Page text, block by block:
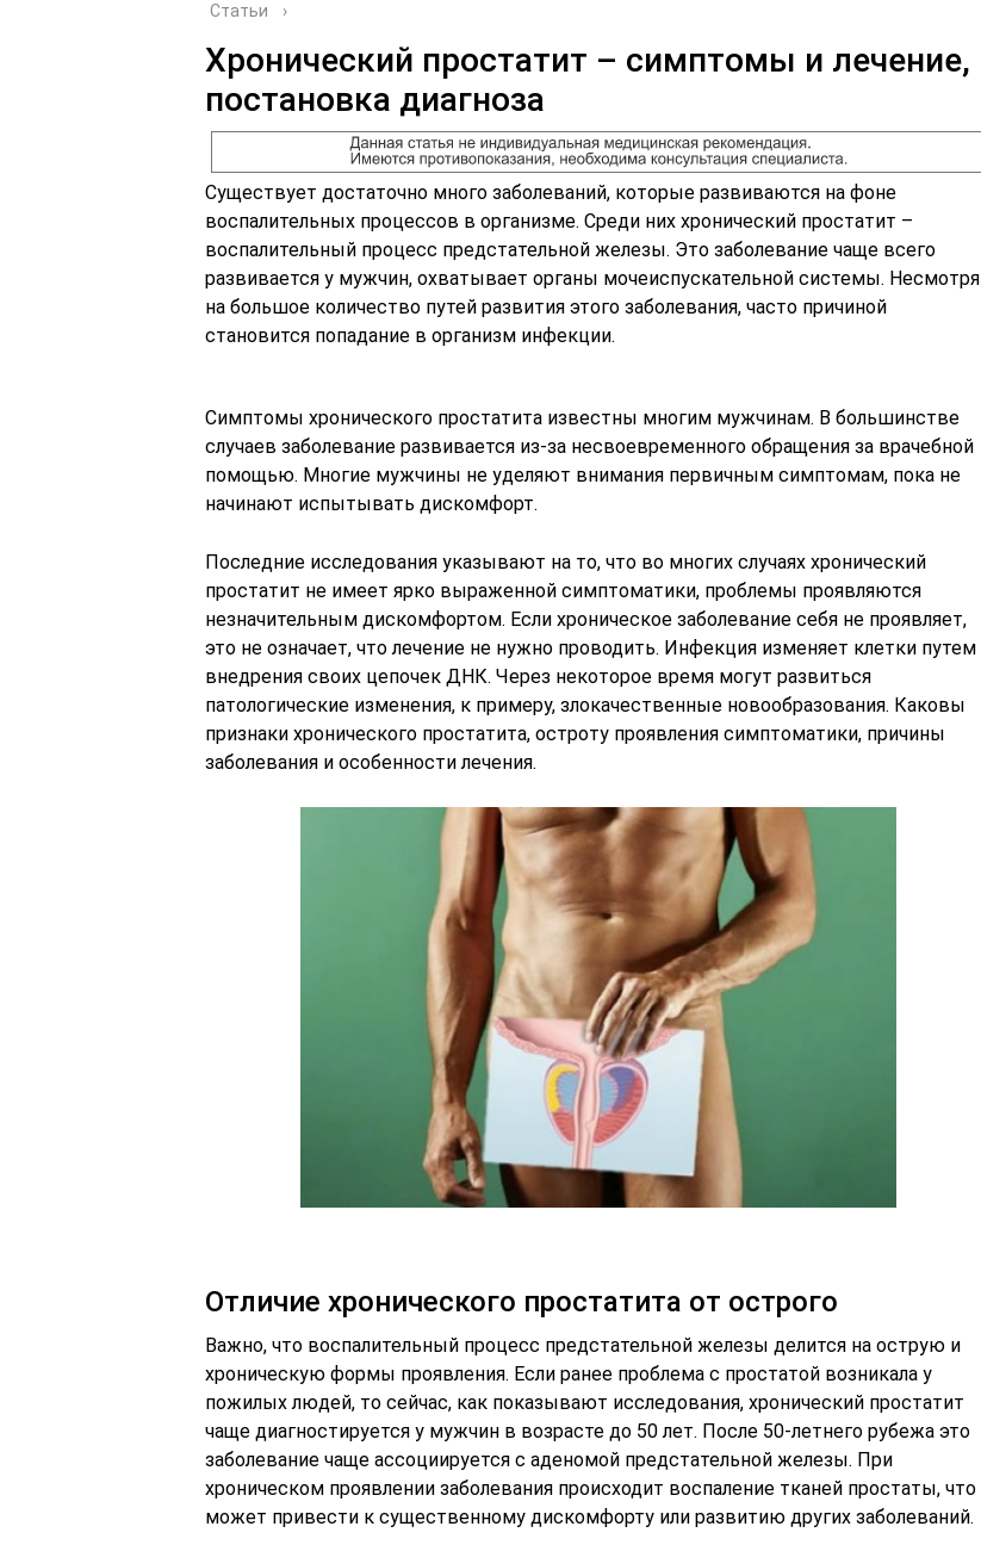
Статьи ›
Хронический простатит – симптомы и лечение,
постановка диагноза
Существует достаточно много заболеваний, которые развиваются на фоне
воспалительных процессов в организме. Среди них хронический простатит –
воспалительный процесс предстательной железы. Это заболевание чаще всего
развивается у мужчин, охватывает органы мочеиспускательной системы. Несмотря
на большое количество путей развития этого заболевания, часто причиной
становится попадание в организм инфекции.
Симптомы хронического простатита известны многим мужчинам. В большинстве
случаев заболевание развивается из-за несвоевременного обращения за врачебной
помощью. Многие мужчины не уделяют внимания первичным симптомам, пока не
начинают испытывать дискомфорт.
Последние исследования указывают на то, что во многих случаях хронический
простатит не имеет ярко выраженной симптоматики, проблемы проявляются
незначительным дискомфортом. Если хроническое заболевание себя не проявляет,
это не означает, что лечение не нужно проводить. Инфекция изменяет клетки путем
внедрения своих цепочек ДНК. Через некоторое время могут развиться
патологические изменения, к примеру, злокачественные новообразования. Каковы
признаки хронического простатита, остроту проявления симптоматики, причины
заболевания и особенности лечения.
Отличие хронического простатита от острого
Важно, что воспалительный процесс предстательной железы делится на острую и
хроническую формы проявления. Если ранее проблема с простатой возникала у
пожилых людей, то сейчас, как показывают исследования, хронический простатит
чаще диагностируется у мужчин в возрасте до 50 лет. После 50-летнего рубежа это
заболевание чаще ассоциируется с аденомой предстательной железы. При
хроническом проявлении заболевания происходит воспаление тканей простаты, что
может привести к существенному дискомфорту или развитию других заболеваний.